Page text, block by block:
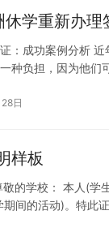
学重新办理
：成功案例分析
种负担，因为他
日
样板
的学校： 本人(学
期间的活动)。特此